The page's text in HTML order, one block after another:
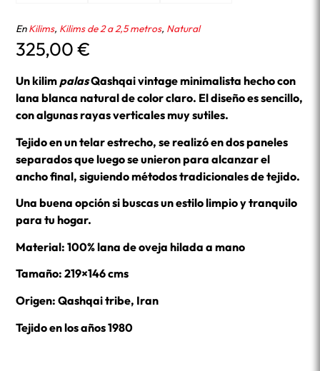
EnKilims, Kilims de 2 a 2,5 metros, Natural
325,00€
Un kilim palasQashqai vintage minimalista hecho con
lana blanca natural de color claro. El diseño es sencillo,
con algunas rayas verticales muy sutiles.
Tejido en un telar estrecho, se realizó en dos paneles
separados que luego se unieron para alcanzar el
ancho final, siguiendo métodos tradicionales de tejido.
Una buena opción si buscas un estilo limpio y tranquilo
para tu hogar.
Material: 100% lana de oveja hilada a mano
Tamaño: 219×146 cms
Origen: Qashqai tribe, Iran
Tejido en los años 1980